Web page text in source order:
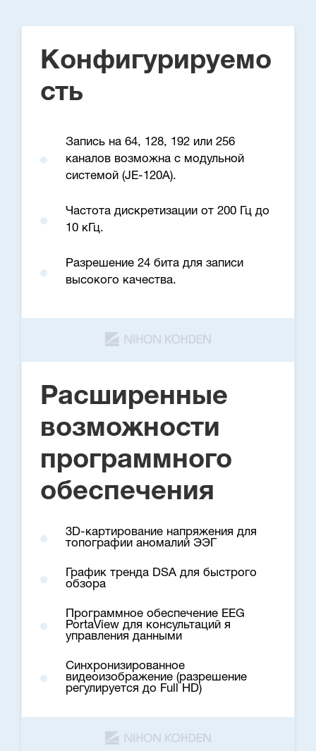
Конфигурируемо
сть
Запись на 64, 128, 192 или 256
каналов возможна с модульной
системой (JE-120A).
Частота дискретизации от 200 Гц до
10 кГц.
Разрешение 24 бита для записи
высокого качества.
Расширенные
возможности
программного
обеспечения
3D-картирование напряжения для
топографии аномалий ЭЭГ
График тренда DSA для быстрого
обзора
Программное обеспечение EEG
PortaView для консультаций я
управления данными
Синхронизированное
видеоизображение (разрешение
регулируется до Full HD)